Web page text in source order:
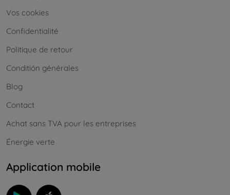
Vos cookies
Confidentialité
Politique de retour
Conditión générales
Blog
Contact
Achat sans TVA pour les entreprises
Énergie verte
Application mobile